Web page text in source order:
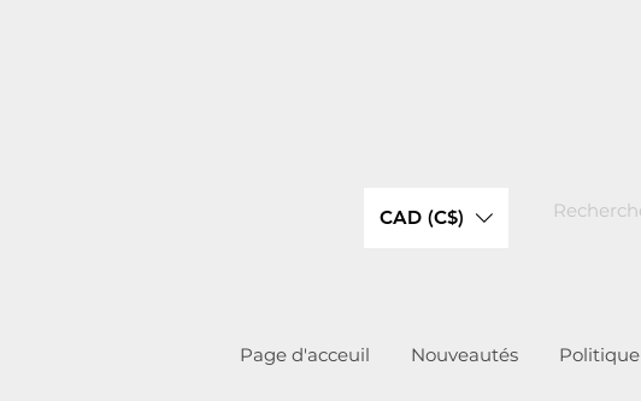
CAD (C$)
Page d'acceuil Nouveautés